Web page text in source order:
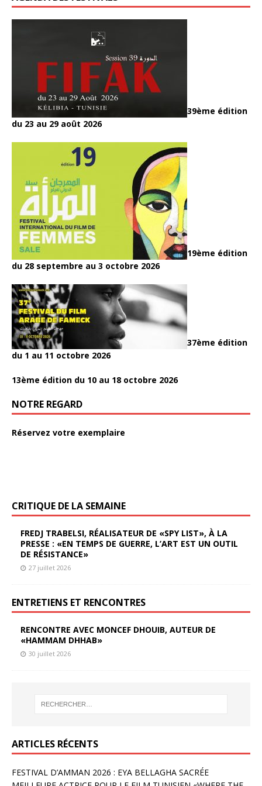
39ème édition
du 23 au 29 août 2026
19ème édition
du 28 septembre au 3 octobre 2026
37ème édition
du 1 au 11 octobre 2026
13ème édition du 10 au 18 octobre 2026
NOTRE REGARD
Réservez votre exemplaire
CRITIQUE DE LA SEMAINE
FREDJ TRABELSI, RÉALISATEUR DE «SPY LIST», À LA
PRESSE : «EN TEMPS DE GUERRE, L’ART EST UN OUTIL
DE RÉSISTANCE»
27 juillet 2026
ENTRETIENS ET RENCONTRES
RENCONTRE AVEC MONCEF DHOUIB, AUTEUR DE
«HAMMAM DHHAB»
30 juillet 2026
ARTICLES RÉCENTS
FESTIVAL D’AMMAN 2026 : EYA BELLAGHA SACRÉE